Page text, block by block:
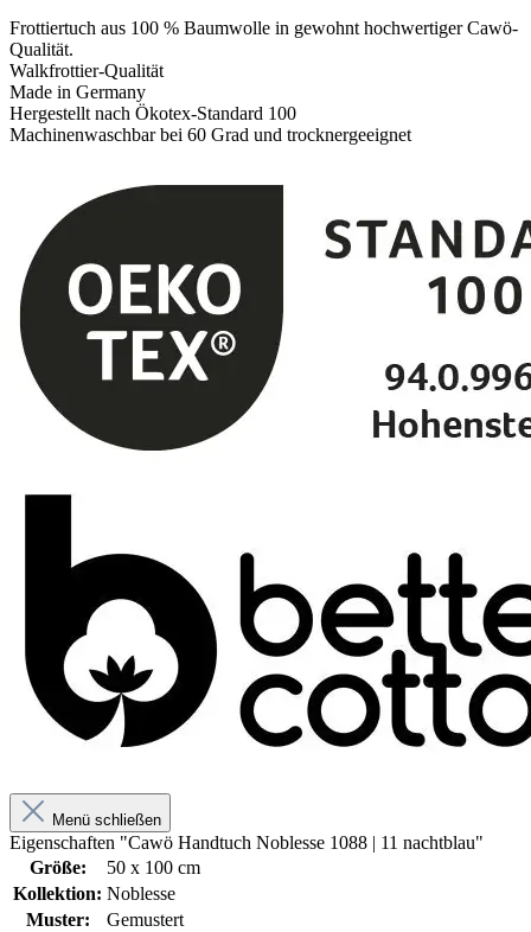
Frottiertuch aus 100 % Baumwolle in gewohnt hochwertiger Cawö-
Qualität.
Walkfrottier-Qualität
Made in Germany
Hergestellt nach Ökotex-Standard 100
Machinenwaschbar bei 60 Grad und trocknergeeignet
Menü schließen
Eigenschaften "Cawö Handtuch Noblesse 1088 | 11 nachtblau"
Größe:
50 x 100 cm
Kollektion: Noblesse
Muster:
Gemustert